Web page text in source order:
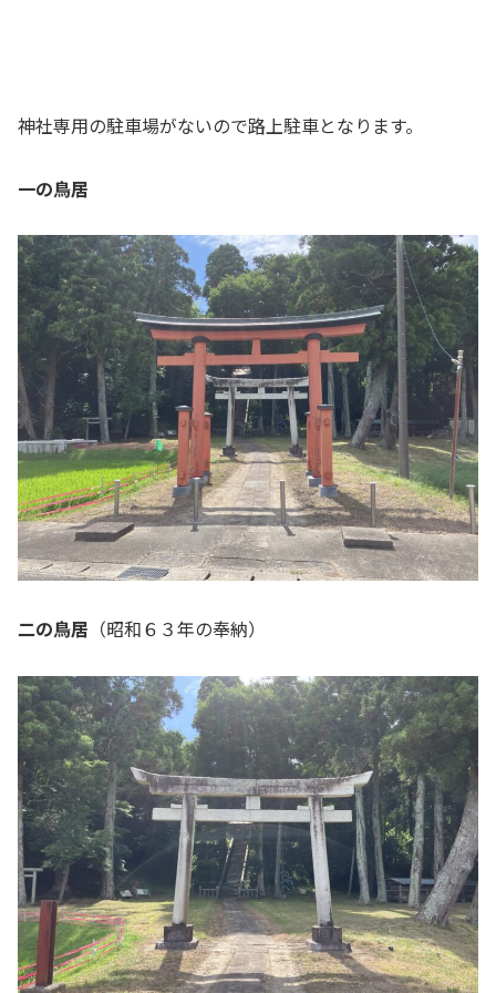
神社専用の駐車場がないので路上駐車となります。
一の鳥居
二の鳥居 （昭和６３年の奉納）